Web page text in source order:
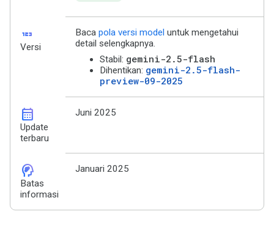
123
Versi
Baca pola versi model untuk mengetahui
detail selengkapnya.
Stabil: gemini-2.5-flash
Dihentikan: gemini-2.5-flash-
preview-09-2025
calendar_month
Update
terbaru
Juni 2025
cognition_2
Batas
informasi
Januari 2025